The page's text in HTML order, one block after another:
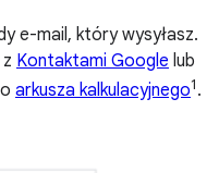
e-mail, który wysyłasz.
Kontaktami Google lub
arkusza kalkulacyjnego1.